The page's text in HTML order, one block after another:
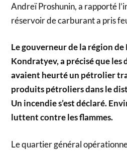
Andreï Proshunin, a rapporté
réservoir de carburant a pris
Le gouverneur de la région
Kondratyev, a précisé que les
avaient heurté un pétrolier
produits pétroliers dans le
Un incendie s’est déclaré.
luttent contre les flammes.
Le quartier général